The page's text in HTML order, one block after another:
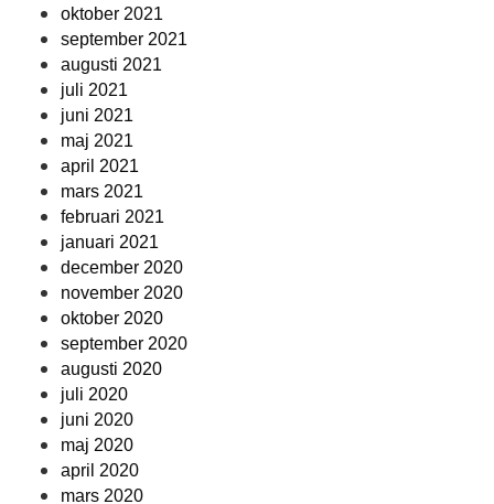
oktober 2021
september 2021
augusti 2021
juli 2021
juni 2021
maj 2021
april 2021
mars 2021
februari 2021
januari 2021
december 2020
november 2020
oktober 2020
september 2020
augusti 2020
juli 2020
juni 2020
maj 2020
april 2020
mars 2020